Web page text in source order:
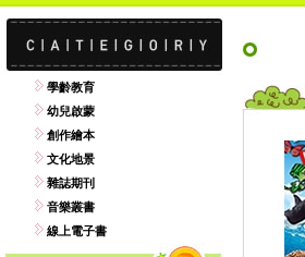
學齡教育
幼兒啟蒙
創作繪本
文化地景
雜誌期刊
音樂叢書
線上電子書